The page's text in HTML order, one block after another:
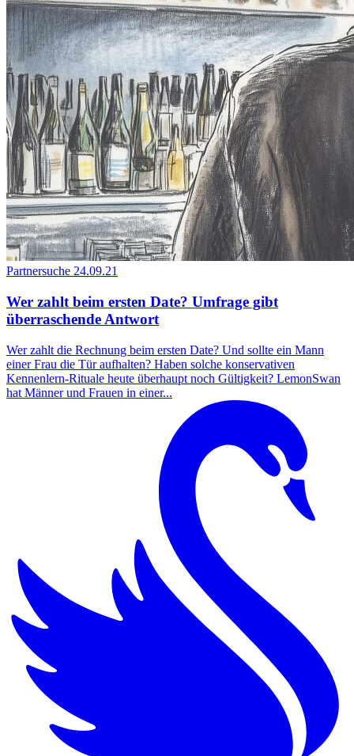
Partnersuche 24.09.21
Wer zahlt beim ersten Date? Umfrage gibt
überraschende Antwort
Wer zahlt die Rechnung beim ersten Date? Und sollte ein Mann
einer Frau die Tür aufhalten? Haben solche konservativen
Kennenlern-Rituale heute überhaupt noch Gültigkeit? LemonSwan
hat Männer und Frauen in einer...